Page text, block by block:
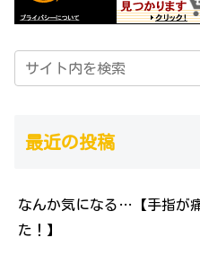
最近の投稿
なんか気になる…【手指が
た！】